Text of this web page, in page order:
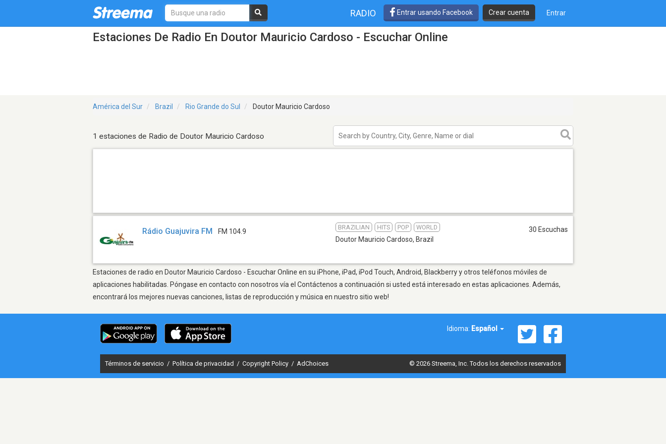
RADIO Entrar usando Facebook Crear cuenta Entrar
Estaciones De Radio En Doutor Mauricio Cardoso - Escuchar Online
América del Sur Brazil Rio Grande do Sul Doutor Mauricio Cardoso
1 estaciones de Radio de Doutor Mauricio Cardoso
Rádio Guajuvira FM FM 104.9
BRAZILIAN HITS POP WORLD
Doutor Mauricio Cardoso, Brazil
30 Escuchas
Estaciones de radio en Doutor Mauricio Cardoso - Escuchar Online en su iPhone, iPad, iPod Touch, Android, Blackberry y otros teléfonos móviles de
aplicaciones habilitadas. Póngase en contacto con nosotros vía el Contáctenos a continuación si usted está interesado en estas aplicaciones. Además,
encontrará los mejores nuevas canciones, listas de reproducción y música en nuestro sitio web!
Idioma: Español
Términos de servicio / Política de privacidad / Copyright Policy / AdChoices © 2026 Streema, Inc. Todos los derechos reservados